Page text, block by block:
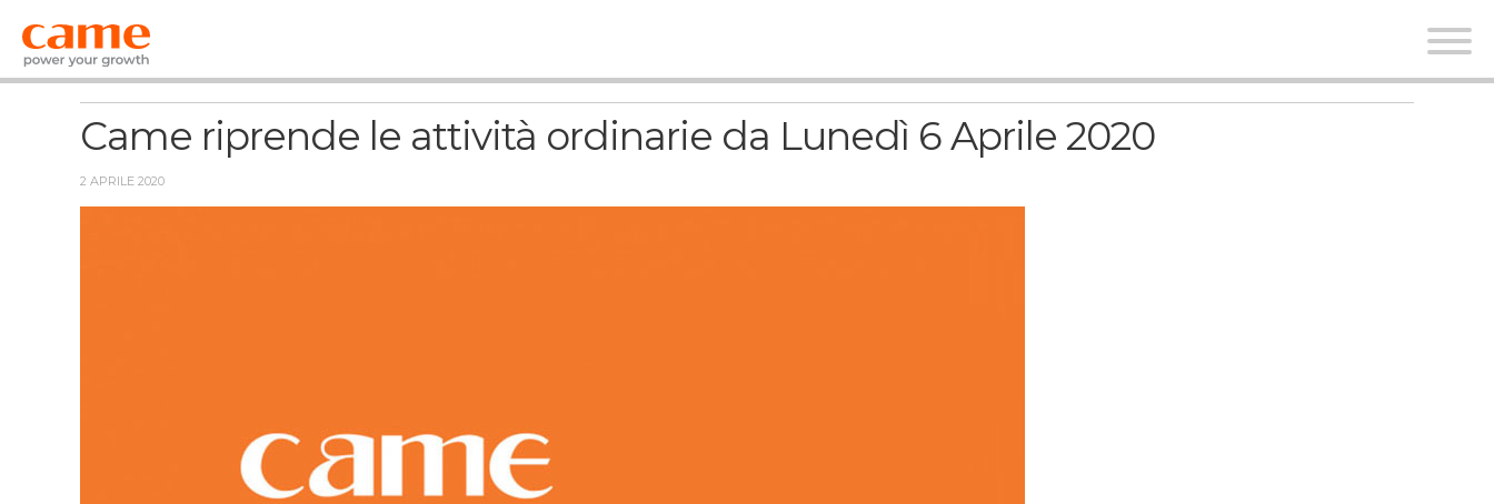
News
Came riprende le attività ordinarie da Lunedì 6 Aprile 2020
2 APRILE 2020